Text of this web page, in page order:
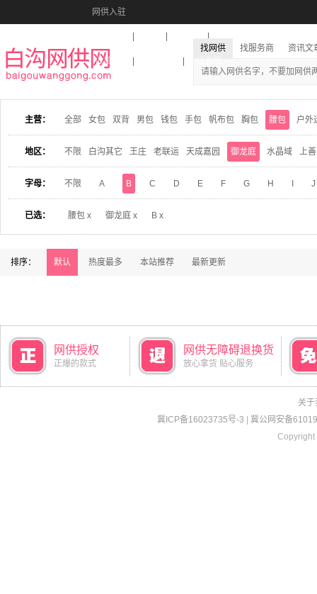
网供入驻
收藏本站
找网供 找服务商 资讯文
主营： 全部 女包 双背 男包 钱包 手包 帆布包 胸包 腰包 户外
地区： 不限 白沟其它 王庄 老联运 天成嘉园 御龙庭 水晶域 上
字母： 不限 A B C D E F G H J
已选： 腰包 x 御龙庭 x B x
排序： 默认 热度最多 本站推荐 最新更新
网供授权
正爆的款式
网供无障碍退换货
放心拿货 贴心服务
关于
冀ICP备16023735号-3
冀公网安备